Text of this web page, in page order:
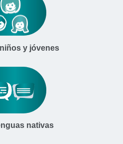
y jóvenes
nativas